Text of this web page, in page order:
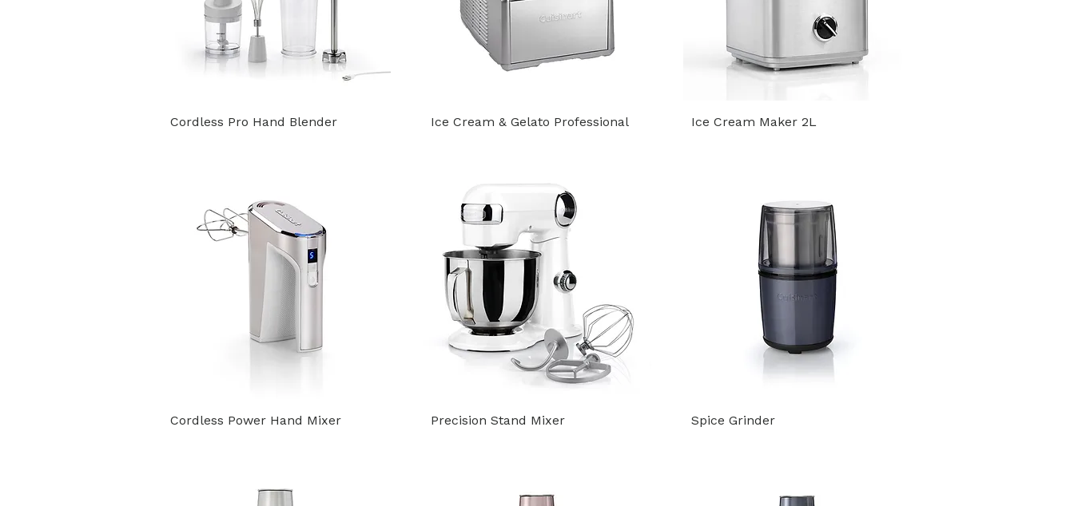
Cordless Pro Hand Blender Ice Cream & Gelato Professional Ice Cream Maker 2L
Cordless Power Hand Mixer Precision Stand Mixer Spice Grinder